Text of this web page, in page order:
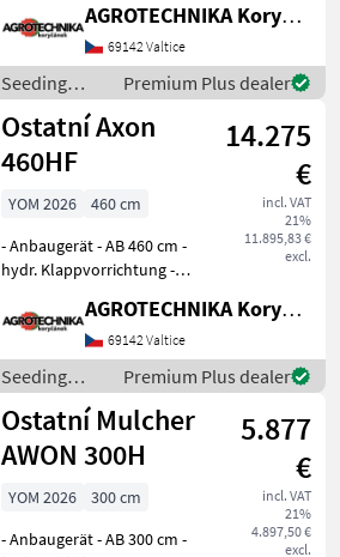
dreiteilige
Doppelmessergruppe -
gefederte Hinterräder -
Kardanwelle Das
Verkaufsteam der
Agrotechni
AGROTECHNIKA Koryčánek s.r.o.
69142 Valtice
Seeding
equipment /
Sonstige
Premium Plus dealer
Ostatní Axon
460HF
14.275
€
incl. VAT
21%
11.895,83 €
excl.
YOM 2026
460 cm
- Anbaugerät - AB 460 cm -
hydr. Klappvorrichtung -
Stützräder - Walze - hydr.
Heckklappenöffnung -
zentrales Trimmteil -
Zapfwelle
AGROTECHNIKA Koryčánek s.r.o.
69142 Valtice
Seeding
equipment /
Sonstige
Premium Plus dealer
Ostatní Mulcher
AWON 300H
5.877
€
incl. VAT
21%
4.897,50 €
excl.
YOM 2026
300 cm
- Anbaugerät - AB 300 cm -